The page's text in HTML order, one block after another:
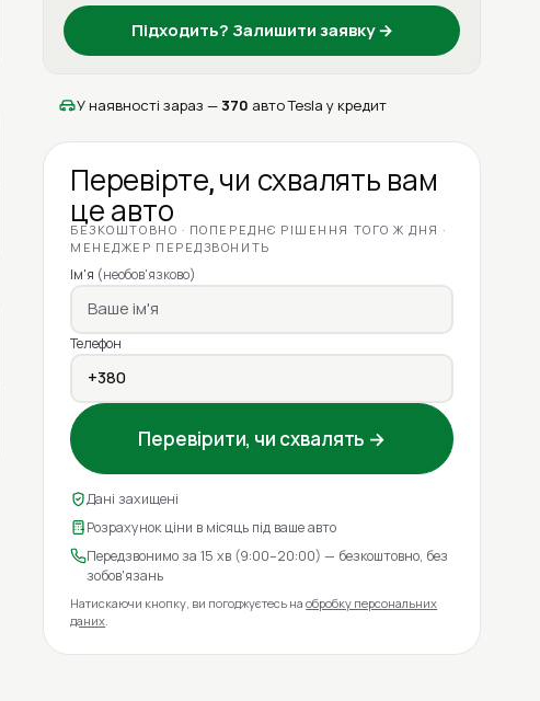
Підходить? Залишити заявку →
У наявності зараз — 370 авто Tesla у кредит
Перевірте, чи схвалять вам
це авто
БЕЗКОШТОВНО · ПОПЕРЕДНЄ РІШЕННЯ ТОГО Ж ДНЯ ·
МЕНЕДЖЕР ПЕРЕДЗВОНИТЬ
Ім'я (необов'язково)
Телефон
Перевірити, чи схвалять →
Дані захищені
Розрахунок ціни в місяць під ваше авто
Передзвонимо за 15 хв (9:00–20:00) — безкоштовно, без
зобов'язань
Натискаючи кнопку, ви погоджуєтесь наобробку персональних
даних